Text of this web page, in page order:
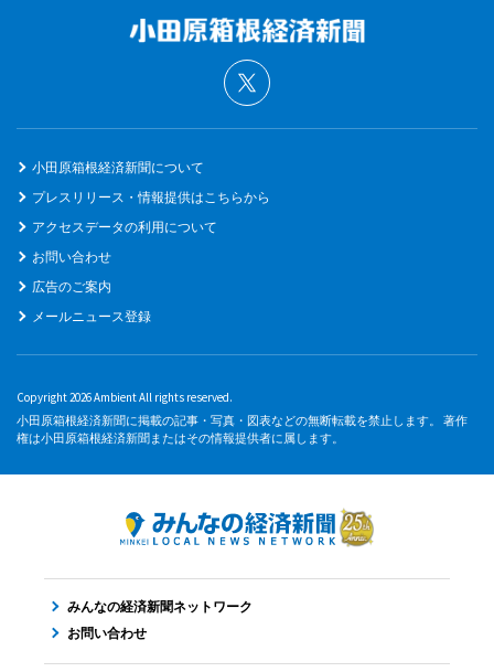
小田原箱根経済新聞について
プレスリリース・情報提供はこちらから
アクセスデータの利用について
お問い合わせ
広告のご案内
メールニュース登録
Copyright 2026 Ambient All rights reserved.
小田原箱根経済新聞に掲載の記事・写真・図表などの無断転載を禁止します。 著作
権は小田原箱根経済新聞またはその情報提供者に属します。
みんなの経済新聞ネットワーク
お問い合わせ